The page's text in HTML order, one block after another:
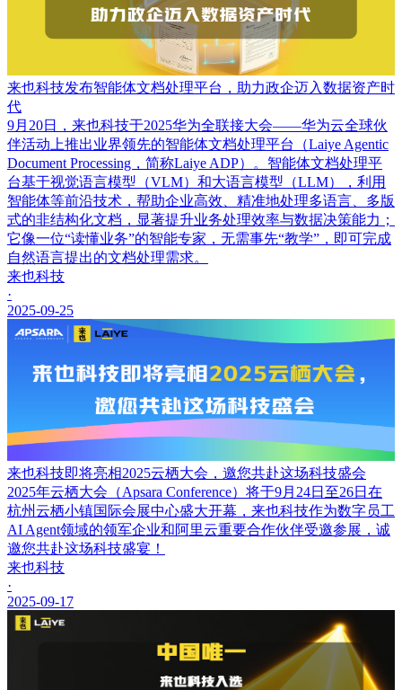
来也科技发布智能体文档处理平台，助力政企迈入数据资产时
代
9月20日，来也科技于2025华为全联接大会——华为云全球伙
伴活动上推出业界领先的智能体文档处理平台（Laiye Agentic
Document Processing，简称Laiye ADP）。智能体文档处理平
台基于视觉语言模型（VLM）和大语言模型（LLM），利用
智能体等前沿技术，帮助企业高效、精准地处理多语言、多版
式的非结构化文档，显著提升业务处理效率与数据决策能力；
它像一位“读懂业务”的智能专家，无需事先“教学”，即可完成
自然语言提出的文档处理需求。
来也科技
·
2025-09-25
来也科技即将亮相2025云栖大会，邀您共赴这场科技盛会
2025年云栖大会（Apsara Conference）将于9月24日至26日在
杭州云栖小镇国际会展中心盛大开幕，来也科技作为数字员工
AI Agent领域的领军企业和阿里云重要合作伙伴受邀参展，诚
邀您共赴这场科技盛宴！
来也科技
·
2025-09-17